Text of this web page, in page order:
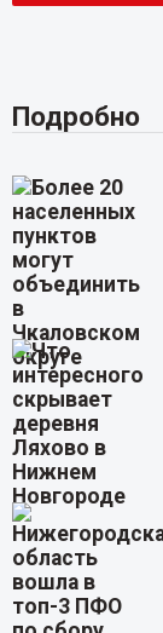
Подробно